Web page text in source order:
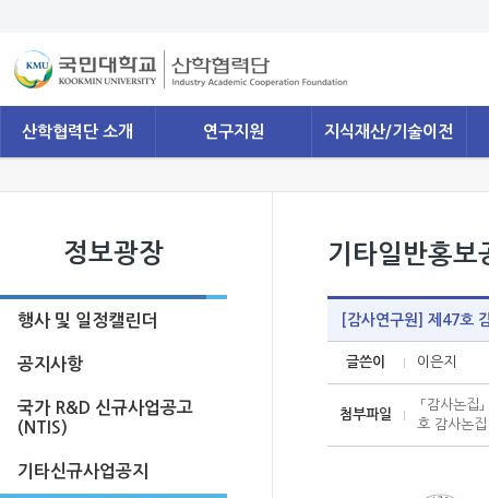
산학협력단 소개 연구지원 지식재산/기술이전
정보광장
행사 및 일정캘린더
공지사항
국가 R&D 신규사업공고
(NTIS)
기타신규사업공지
기타일반홍보
[감사연구원] 제47호
글쓴이 이은지
첨부파일
「감사논
호 감사논